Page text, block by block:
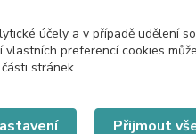
účely a v případě udělení
preferencí cookies
stránek.
Přijmout